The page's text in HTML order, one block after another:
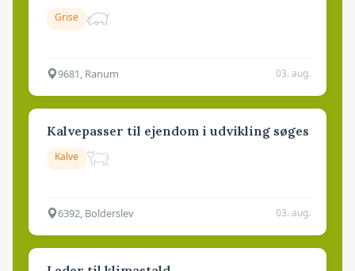
Grise
9681, Ranum 03. aug.
Kalvepasser til ejendom i udvikling søges
Kalve
6392, Bolderslev 03. aug.